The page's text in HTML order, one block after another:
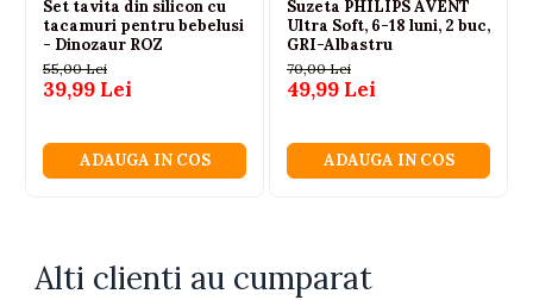
Fără miros, fără gust, reciclabilă și de lungă durată
Vârstă recomandată:
6 luni+
Dimensiuni:
123 x 105 x 138 mm
Atenționări:
Set tavita din silicon cu
tacamuri pentru bebelusi
- Dinozaur ROZ
55,00 Lei
39,99 Lei
ADAUGA IN COS
Suzeta PHILIPS AVENT
Ultra Soft, 6-18 luni, 2 buc,
GRI-Albastru
70,00 Lei
49,99 Lei
ADAUGA IN COS
Alti clienti au cumparat